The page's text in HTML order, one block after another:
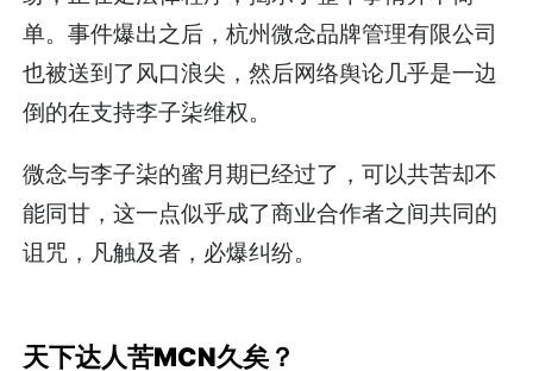
单。事件爆出之后，杭州微念品牌管理有限公司
也被送到了风口浪尖，然后网络舆论几乎是一边
倒的在支持李子柒维权。
微念与李子柒的蜜月期已经过了，可以共苦却不
能同甘，这一点似乎成了商业合作者之间共同的
诅咒，凡触及者，必爆纠纷。
天下达人苦MCN久矣？